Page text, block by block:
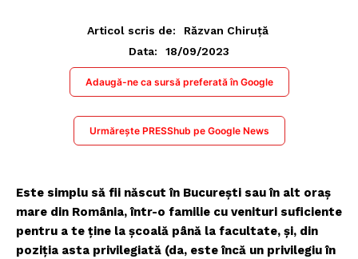
Articol scris de:
Răzvan Chiruță
Data:
18/09/2023
Adaugă-ne ca sursă preferată în Google
Urmărește PRESShub pe Google News
Este simplu să fii născut în București sau în alt oraș
mare din România, într-o familie cu venituri suficiente
pentru a te ține la școală până la facultate, și, din
poziția asta privilegiată (da, este încă un privilegiu în